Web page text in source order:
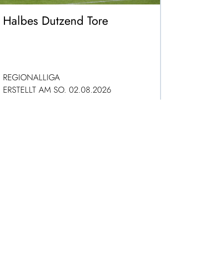
Halbes Dutzend Tore
REGIONALLIGA
ERSTELLT AM SO. 02.08.2026